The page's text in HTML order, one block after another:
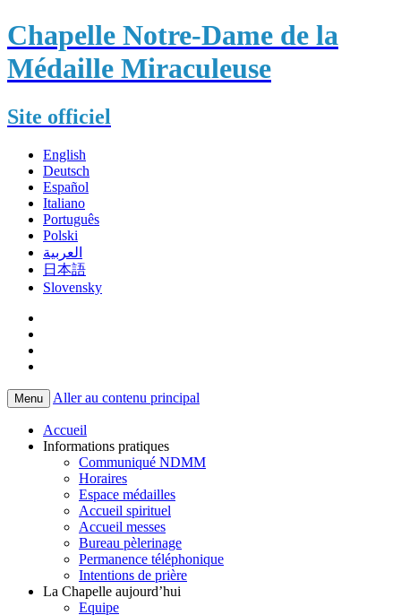
Chapelle Notre-Dame de la
Médaille Miraculeuse
Site officiel
English
Deutsch
Español
Italiano
Português
Polski
العربية
日本語
Slovensky
Menu Aller au contenu principal
Accueil
Informations pratiques
Communiqué NDMM
Horaires
Espace médailles
Accueil spirituel
Accueil messes
Bureau pèlerinage
Permanence téléphonique
Intentions de prière
La Chapelle aujourd’hui
Equipe